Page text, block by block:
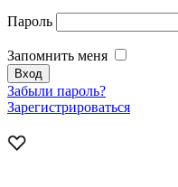
Пароль
Запомнить меня
Забыли пароль?
Зарегистрироваться